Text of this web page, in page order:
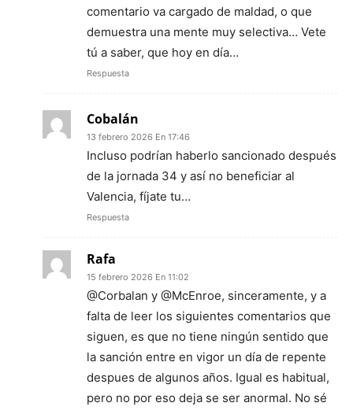
comentario va cargado de maldad, o que
demuestra una mente muy selectiva… Vete
tú a saber, que hoy en día…
Respuesta
Cobalán
13 febrero 2026 En 17:46
Incluso podrían haberlo sancionado después
de la jornada 34 y así no beneficiar al
Valencia, fíjate tu…
Respuesta
Rafa
15 febrero 2026 En 11:02
@Corbalan y @McEnroe, sinceramente, y a
falta de leer los siguientes comentarios que
siguen, es que no tiene ningún sentido que
la sanción entre en vigor un día de repente
despues de algunos años. Igual es habitual,
pero no por eso deja se ser anormal. No sé